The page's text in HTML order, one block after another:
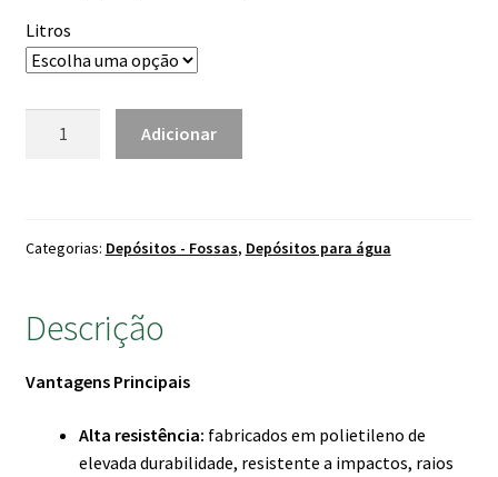
Litros
Adicionar
Categorias: Depósitos - Fossas, Depósitos para água
Descrição
Vantagens Principais
Alta resistência: fabricados em polietileno de
elevada durabilidade, resistente a impactos, raios